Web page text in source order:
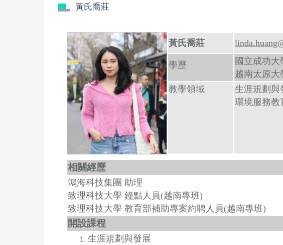
黃氏喬莊
黃氏喬莊
學歷
國立成功
越南太原大
教學領域
生涯規劃與
環境服務教
相關經歷
鴻海科技集團 助理
致理科技大學 鐘點人員(越南專班)
致理科技大學 教育部補助專案約聘人員(越南專班)
開設課程
生涯規劃與發展